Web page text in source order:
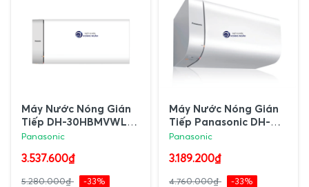
Máy Nước Nóng Gián
Tiếp DH-30HBMVWL
Panasonic 30L | Ruột
không gỉ Nhật Bản
Panasonic
3.537.600₫
5.280.000₫ -33%
Máy Nước Nóng Gián
Tiếp Panasonic DH-
20HBMVWL 20L
Panasonic
3.189.200₫
4.760.000₫ -33%